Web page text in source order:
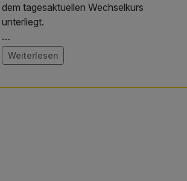
dem tagesaktuellen Wechselkurs
unterliegt.
• Das Balneozentrum ist samstags nur bis
mittags geöffnet und sonntags
Weiterlesen